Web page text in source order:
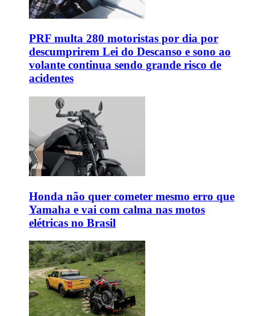
PRF multa 280 motoristas por dia por
descumprirem Lei do Descanso e sono ao
volante continua sendo grande risco de
acidentes
Honda não quer cometer mesmo erro que
Yamaha e vai com calma nas motos
elétricas no Brasil